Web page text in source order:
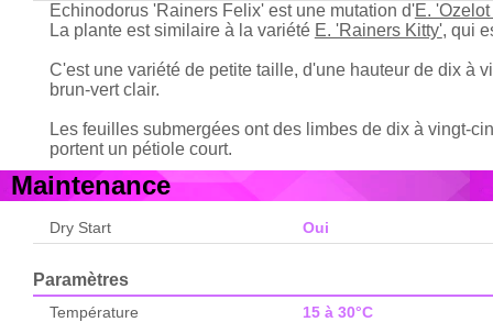
Echinodorus 'Rainers Felix' est une mutation d'E. 'Ozelot
La plante est similaire à la variété E. 'Rainers Kitty', qui
C'est une variété de petite taille, d'une hauteur de dix à
brun-vert clair.
Les feuilles submergées ont des limbes de dix à vingt-
portent un pétiole court.
Maintenance
Dry Start Oui
Paramètres
Température
15 à 30°C